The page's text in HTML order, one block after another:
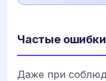
Частые
Даже при